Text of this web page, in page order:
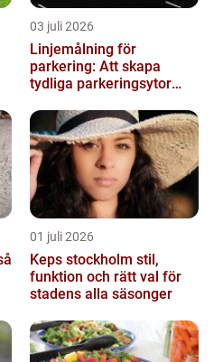
03 juli 2026
Linjemålning för
parkering: Att skapa
tydliga parkeringsytor
parkeringslinjer
01 juli 2026
Keps stockholm stil,
funktion och rätt val för
stadens alla säsonger